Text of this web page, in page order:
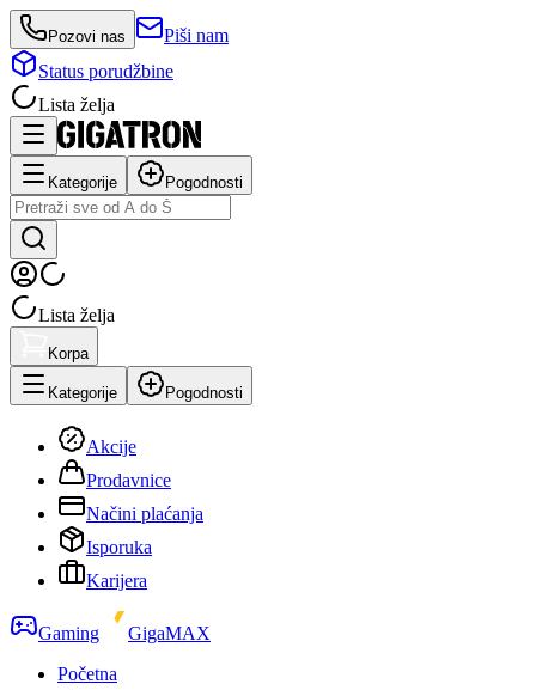
Pozovi nas
Piši nam
Status porudžbine
Lista želja
Kategorije Pogodnosti
Lista želja
Korpa
Kategorije Pogodnosti
Akcije
Prodavnice
Načini plaćanja
Isporuka
Karijera
Gaming
GigaMAX
Početna